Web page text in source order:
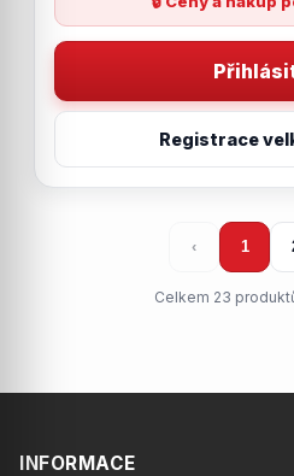
Registrace
‹ 1
Celkem 23
INFORMACE